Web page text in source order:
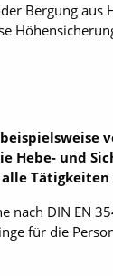
Bergung aus
Hebe- und
nach DIN EN
für die